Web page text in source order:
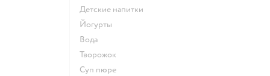
детские напитки
йогурты
Вода
творожок
суп пюре